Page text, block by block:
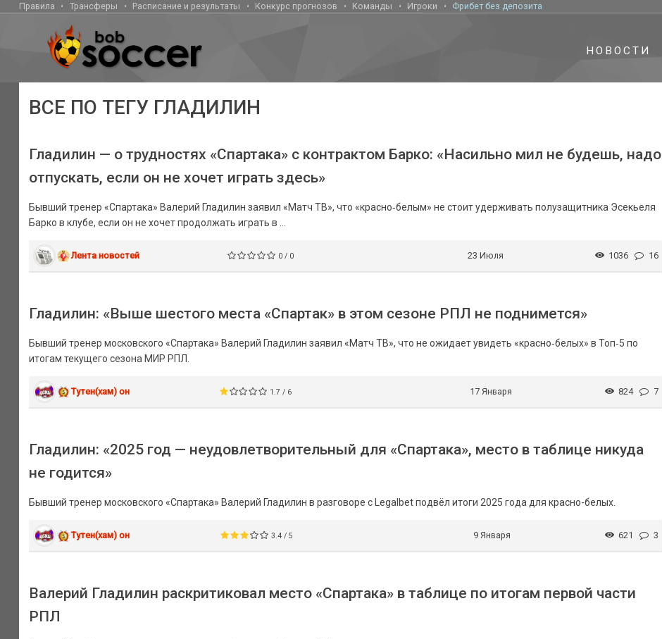
Правила Трансферы Расписание и результаты Конкурс прогнозов Команды Игроки Фрибет без депозита
НОВОСТИ
ВСЕ ПО ТЕГУ ГЛАДИЛИН
Гладилин — о трудностях «Спартака» с контрактом Барко: «Насильно мил не будешь, надо
отпускать, если он не хочет играть здесь»
Бывший тренер «Спартака» Валерий Гладилин заявил «Матч ТВ», что «красно‑белым» не стоит удерживать полузащитника Эсекьеля
Барко в клубе, если он не хочет продолжать играть в ...
Лента новостей 0 / 0 23 Июля 1036 16
Гладилин: «Выше шестого места «Спартак» в этом сезоне РПЛ не поднимется»
Бывший тренер московского «Спартака» Валерий Гладилин заявил «Матч ТВ», что не ожидает увидеть «красно‑белых» в Топ‑5 по
итогам текущего сезона МИР РПЛ.
Тутен(хам) он 1.7 / 6 17 Января 824 7
Гладилин: «2025 год — неудовлетворительный для «Спартака», место в таблице никуда
не годится»
Бывший тренер московского «Спартака» Валерий Гладилин в разговоре с Legalbet подвёл итоги 2025 года для красно-белых.
Тутен(хам) он 3.4 / 5 9 Января 621 3
Валерий Гладилин раскритиковал место «Спартака» в таблице по итогам первой части
РПЛ